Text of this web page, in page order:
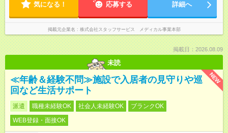
気になる！ 応募する 詳細へ
掲載元企業名 株式会社スタッフサービス メディカル事業本部
掲載日：2026.08.09
未読
NEW
≪年齢＆経験不問≫施設で入居者の見守りや巡
回など生活サポート
派遣 職種未経験OK 社会人未経験OK
ブランクOK
WEB登録・面接OK